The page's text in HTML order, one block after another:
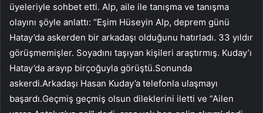
üyeleriyle sohbet etti. Alp, aile ile tanışma ve tanışma
olayını şöyle anlattı: “Eşim Hüseyin Alp, deprem günü
Hatay’da askerden bir arkadaşı olduğunu hatırladı. 33 yıldır
görüşmemişler. Soyadını taşıyan kişileri araştırmış. Kuday’ı
Hatay’da arayıp birçoğuyla görüştü.Sonunda
askerdi.Arkadaşı Hasan Kuday’a telefonla ulaşmayı
başardı.Geçmiş geçmiş olsun dileklerini iletti ve “Ailen